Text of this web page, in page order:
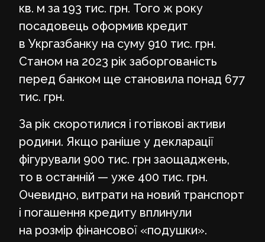
кв. м за 193 тис. грн. Того ж року
посадовець оформив кредит
в Укргазбанку на суму 910 тис. грн.
Станом на 2023 рік заборгованість
перед банком ще становила понад 677
тис. грн.
За рік скоротилися і готівкові активи
родини. Якщо раніше у декларації
фігурували 900 тис. грн заощаджень,
то в останній — уже 400 тис. грн.
Очевидно, витрати на новий транспорт
і погашення кредиту вплинули
на розмір фінансової «подушки».